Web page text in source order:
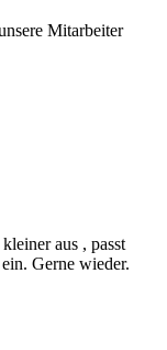
Mitarbeiter
aus , passt
Gerne wieder.